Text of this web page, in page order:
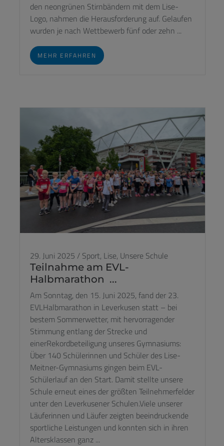
den neongrünen Stirnbändern mit dem Lise-
Logo, nahmen die Herausforderung auf. Gelaufen
wurden je nach Wettbewerb fünf oder zehn ...
MEHR ERFAHREN
29. Juni 2025 / Sport, Lise, Unsere Schule
Teilnahme am EVL-
Halbmarathon ...
Am Sonntag, den 15. Juni 2025, fand der 23.
EVLHalbmarathon in Leverkusen statt – bei
bestem Sommerwetter, mit hervorragender
Stimmung entlang der Strecke und
einerRekordbeteiligung unseres Gymnasiums:
Über 140 Schülerinnen und Schüler des Lise-
Meitner-Gymnasiums gingen beim EVL-
Schülerlauf an den Start. Damit stellte unsere
Schule erneut eines der größten Teilnehmerfelder
unter den Leverkusener Schulen.Viele unserer
Läuferinnen und Läufer zeigten beeindruckende
sportliche Leistungen und konnten sich in ihren
Altersklassen ganz ...